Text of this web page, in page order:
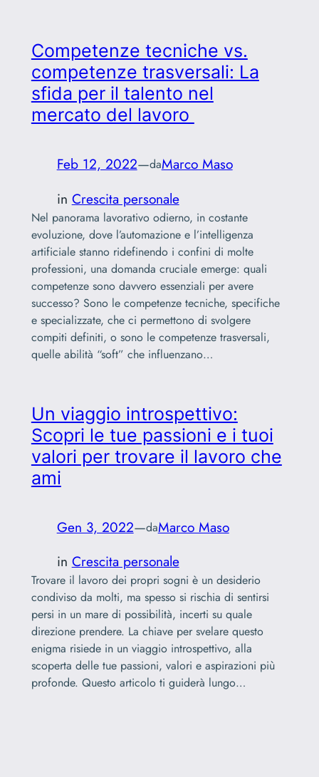
Competenze tecniche vs.
competenze trasversali: La
sfida per il talento nel
mercato del lavoro
Feb 12, 2022—daMarco Maso
in Crescita personale
Nel panorama lavorativo odierno, in costante
evoluzione, dove l’automazione e l’intelligenza
artificiale stanno ridefinendo i confini di molte
professioni, una domanda cruciale emerge: quali
competenze sono davvero essenziali per avere
successo? Sono le competenze tecniche, specifiche
e specializzate, che ci permettono di svolgere
compiti definiti, o sono le competenze trasversali,
quelle abilità “soft” che influenzano…
Un viaggio introspettivo:
Scopri le tue passioni e i tuoi
valori per trovare il lavoro che
ami
Gen 3, 2022—daMarco Maso
in Crescita personale
Trovare il lavoro dei propri sogni è un desiderio
condiviso da molti, ma spesso si rischia di sentirsi
persi in un mare di possibilità, incerti su quale
direzione prendere. La chiave per svelare questo
enigma risiede in un viaggio introspettivo, alla
scoperta delle tue passioni, valori e aspirazioni più
profonde. Questo articolo ti guiderà lungo…